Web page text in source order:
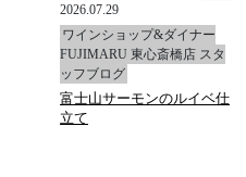
2026.07.29
ワインショップ&ダイナー
FUJIMARU 東心斎橋店 スタ
ッフブログ
富士山サーモンのルイベ仕
立て